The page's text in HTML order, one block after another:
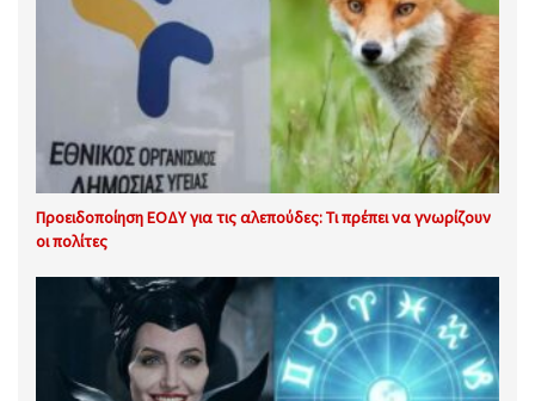
Προειδοποίηση ΕΟΔΥ για τις αλεπούδες: Τι πρέπει να γνωρίζουν
οι πολίτες